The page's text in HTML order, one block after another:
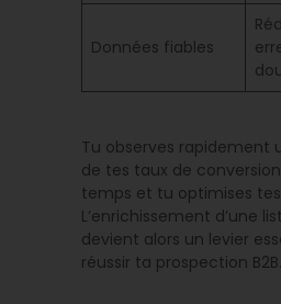
Données fiables
Tu observes rapidement
de tes taux de
temps et tu optimises
L’enrichissement d’une
devient alors un levier
réussir ta prospection B2B.